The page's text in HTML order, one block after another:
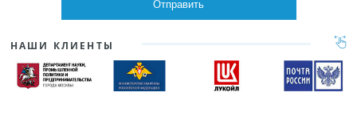
НАШИ КЛИЕНТЫ